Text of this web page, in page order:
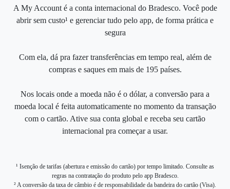
A My Account é a conta internacional do Bradesco. Você pode
abrir sem custo¹ e gerenciar tudo pelo app, de forma prática e
segura
Com ela, dá pra fazer transferências em tempo real, além de
compras e saques em mais de 195 países.
Nos locais onde a moeda não é o dólar, a conversão para a
moeda local é feita automaticamente no momento da transação
com o cartão. Ative sua conta global e receba seu cartão
internacional pra começar a usar.
¹ Isenção de tarifas (abertura e emissão do cartão) por tempo limitado. Consulte as
regras na contratação do produto pelo app Bradesco.
² A conversão da taxa de câmbio é de responsabilidade da bandeira do cartão (Visa).